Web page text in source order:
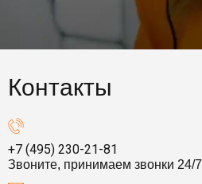
Контакты
+7 (495) 230-21-81
Звоните, принимаем звонки 24/7